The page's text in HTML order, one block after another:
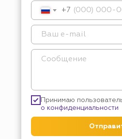
+7
Принимаю
о конфиденциальности